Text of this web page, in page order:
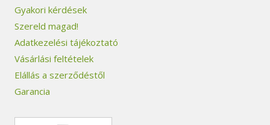
Gyakori kérdések
Szereld magad!
Adatkezelési tájékoztató
Vásárlási feltételek
Elállás a szerződéstől
Garancia